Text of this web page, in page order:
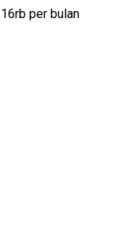
per bulan